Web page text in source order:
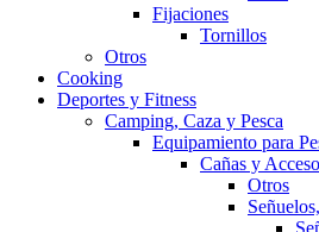
Fijaciones
Tornillos
Otros
Cooking
Deportes y Fitness
Camping, Caza y Pesca
Equipamiento para
Cañas y
Otros